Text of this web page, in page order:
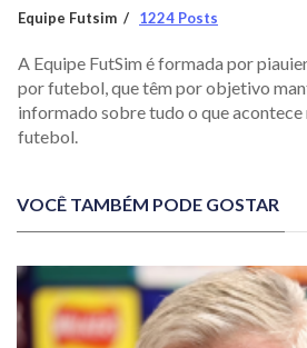
Equipe Futsim 1224 Posts
A Equipe FutSim é formada por
por futebol, que têm por objetivo
informado sobre tudo o que acontece
futebol.
VOCÊ TAMBÉM PODE GOSTAR